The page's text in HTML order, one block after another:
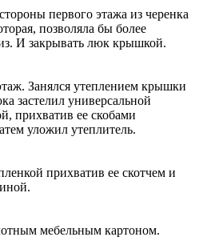
первого этажа из черенка
позволяла бы более
И закрывать люк крышкой.
Занялся утеплением крышки
застелил универсальной
прихватив ее скобами
уложил утеплитель.
прихватив ее скотчем и
мебельным картоном.